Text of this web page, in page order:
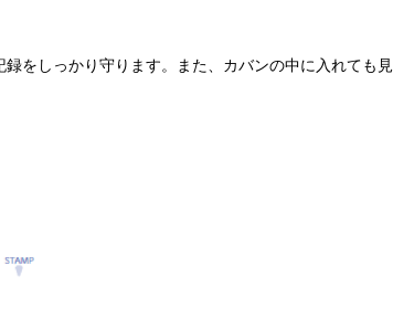
をしっかり守ります。また、カバンの中に入れても見